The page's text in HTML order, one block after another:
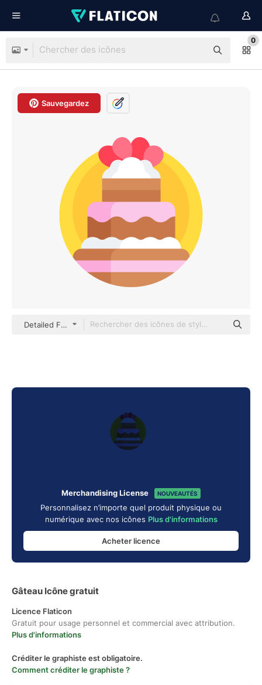
0
Sauvegardez
Detailed Flat Circular Flat
Merchandising License NOUVEAUTÉS
Personnalisez n’importe quel produit physique ou
numérique avec nos icônes Plus d'informations
Acheter licence
Gâteau Icône gratuit
Licence Flaticon
Gratuit pour usage personnel et commercial avec attribution.
Plus d'informations
Créditer le graphiste est obligatoire.
Comment créditer le graphiste ?